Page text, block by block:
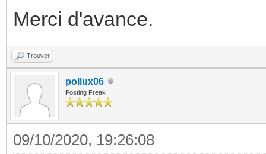
Merci d'avance.
Trouver
pollux06
Posting Freak
09/10/2020, 19:26:08